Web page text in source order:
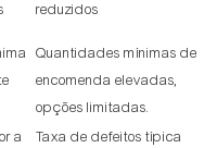
reduzidos
Quantidades mínimas de
encomenda elevadas,
opções limitadas.
a
Taxa de defeitos típica